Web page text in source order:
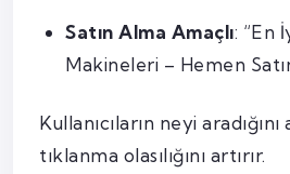
Satın Alma Amaçlı: “En
Makineleri – Hemen
Kullanıcıların neyi
tıklanma olasılığını artırır.